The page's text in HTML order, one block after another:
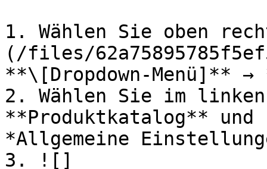
1. Wählen Sie oben
(/files/
**\[Dropdown-Menü]** →
2. Wählen Sie im linken
**Produktkatalog**
*Allgemeine
3. ![]